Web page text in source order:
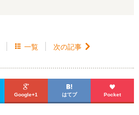
 一覧 次の記事 

Google+1

はてブ

Pocket